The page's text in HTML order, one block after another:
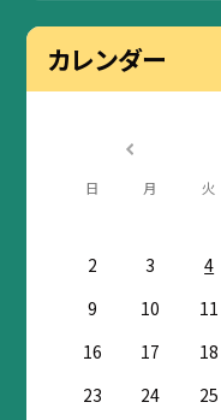
カレンダー
日 月 火
2
3 4
9
10 11
16
17 18
23
24 25